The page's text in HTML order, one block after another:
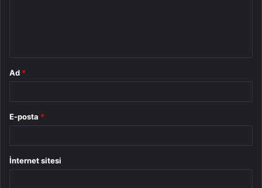
Ad *
E-posta *
İnternet sitesi